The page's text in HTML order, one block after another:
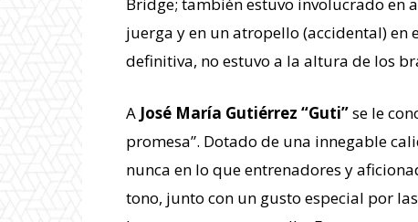
juerga y en un atropello (accidental) en
definitiva, no estuvo a la altura de los
A José María Gutiérrez “Guti”se le
promesa”. Dotado de una innegable
nunca en lo que entrenadores y
tono, junto con un gusto especial por